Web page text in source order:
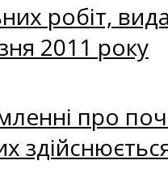
робіт,
2011 року
про